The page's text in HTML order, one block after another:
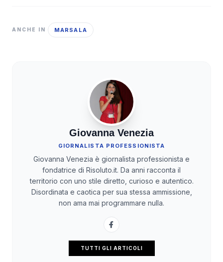
ANCHE IN MARSALA
Giovanna Venezia
GIORNALISTA PROFESSIONISTA
Giovanna Venezia è giornalista professionista e
fondatrice di Risoluto.it. Da anni racconta il
territorio con uno stile diretto, curioso e autentico.
Disordinata e caotica per sua stessa ammissione,
non ama mai programmare nulla.
TUTTI GLI ARTICOLI